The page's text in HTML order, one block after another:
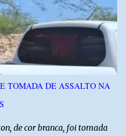
de perder a capacidade
conseguindo nem me
muito dolorido”, relatou o
o humorista foi
na região da coluna. De
um tratamento intenso, com
TOMADA DE ASSALTO NA
de cor branca, foi tomada